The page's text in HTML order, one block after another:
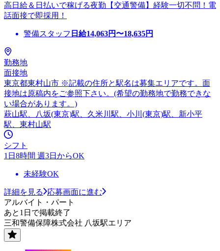
高日給＆日払いで稼げる夜勤【交通警備】経験一切不問！電
話面接で即採用！
警備スタッフ 日給14,063円〜18,635円
勤務地
面接地
東京都東村山市 ※記載の住所と駅名は募集エリアです。面
接地は原稿内をご参照下さい。(希望の勤務地で勤務できな
い場合があります。)
萩山駅、八坂(東京)駅、久米川駅、小川(東京)駅、新小平
駅、東村山駅
シフト
1日8時間 週3日からOK
未経験OK
詳細を見る
応募画面に進む
アルバイト・パート
あと1日で掲載終了
三和警備保障株式会社 八坂駅エリア